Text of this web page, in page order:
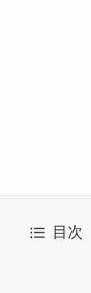
目次